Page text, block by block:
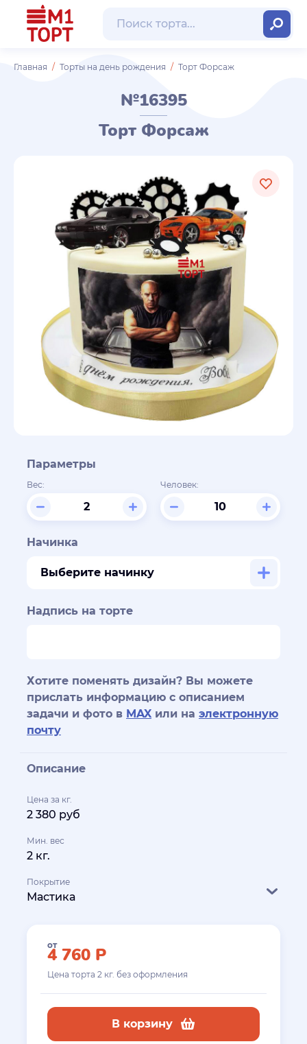
Главная Торты на день рождения Торт Форсаж
№16395
Торт Форсаж
Параметры
Вес: Человек:
Начинка
Выберите начинку
Надпись на торте
Хотите поменять дизайн? Вы можете
прислать информацию с описанием
задачи и фото в MAX или на электронную
почту
Описание
Цена за кг.
2 380 руб
Мин. вес
2 кг.
Покрытие
Мастика
от
4 760 Р
Цена торта 2 кг. без оформления
В корзину